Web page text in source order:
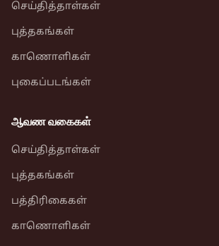
செய்தித்தாள்கள்
புத்தகங்கள்
காணொளிகள்
புகைப்படங்கள்
ஆவண வகைகள்
செய்தித்தாள்கள்
புத்தகங்கள்
பத்திரிகைகள்
காணொளிகள்